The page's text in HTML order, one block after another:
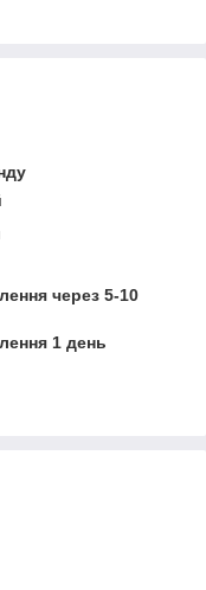
через 5-10
1 день